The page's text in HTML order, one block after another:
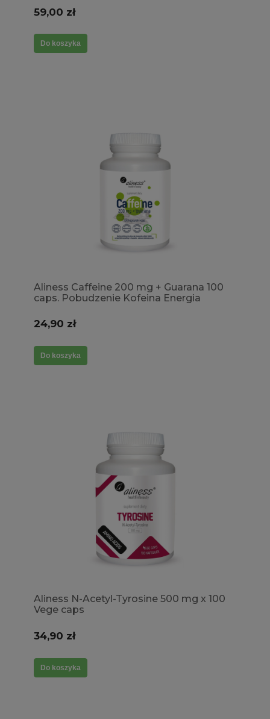
59,00 zł
Do koszyka
Aliness Caffeine 200 mg + Guarana 100
caps. Pobudzenie Kofeina Energia
24,90 zł
Do koszyka
Aliness N-Acetyl-Tyrosine 500 mg x 100
Vege caps
34,90 zł
Do koszyka